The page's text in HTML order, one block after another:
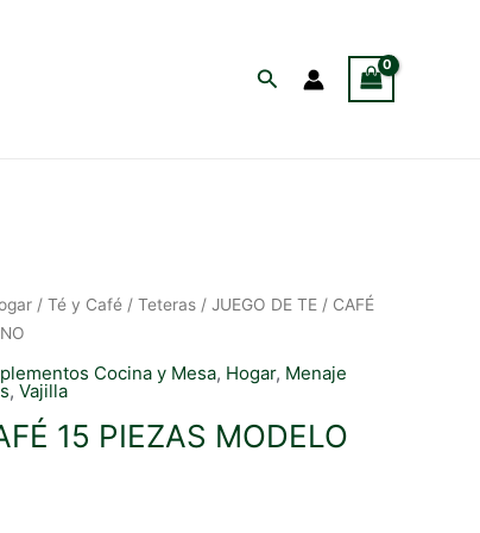
Buscar
/ Té y Café / Teteras / JUEGO DE TE / CAFÉ
Cocina y Mesa, Hogar, Menaje
, Vajilla
15 PIEZAS MODELO